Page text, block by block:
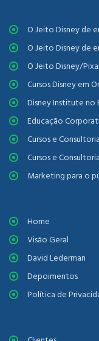
O Jeito Disney de
O Jeito Disney de
O Jeito Disney/
Cursos Disney em
Disney Institute no
Educação
Cursos e
Cursos e
Marketing para o
Home
Visão Geral
David Lederman
Depoimentos
Política de